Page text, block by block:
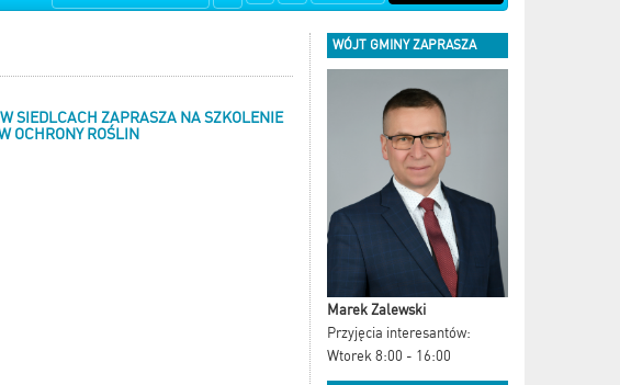
SIEDLCACH ZAPRASZA NA SZKOLENIE
OCHRONY ROŚLIN
WÓJT GMINY ZAPRASZA
Marek Zalewski
Przyjęcia interesantów:
Wtorek 8:00 - 16:00